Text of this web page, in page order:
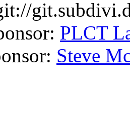
PLCT
Steve